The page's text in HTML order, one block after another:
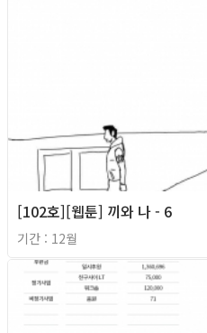
[102호][웹툰] 끼와 나 - 6
기간 : 12월